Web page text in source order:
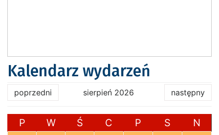
Kalendarz wydarzeń
poprzedni sierpień 2026 następny
P W Ś C P S N